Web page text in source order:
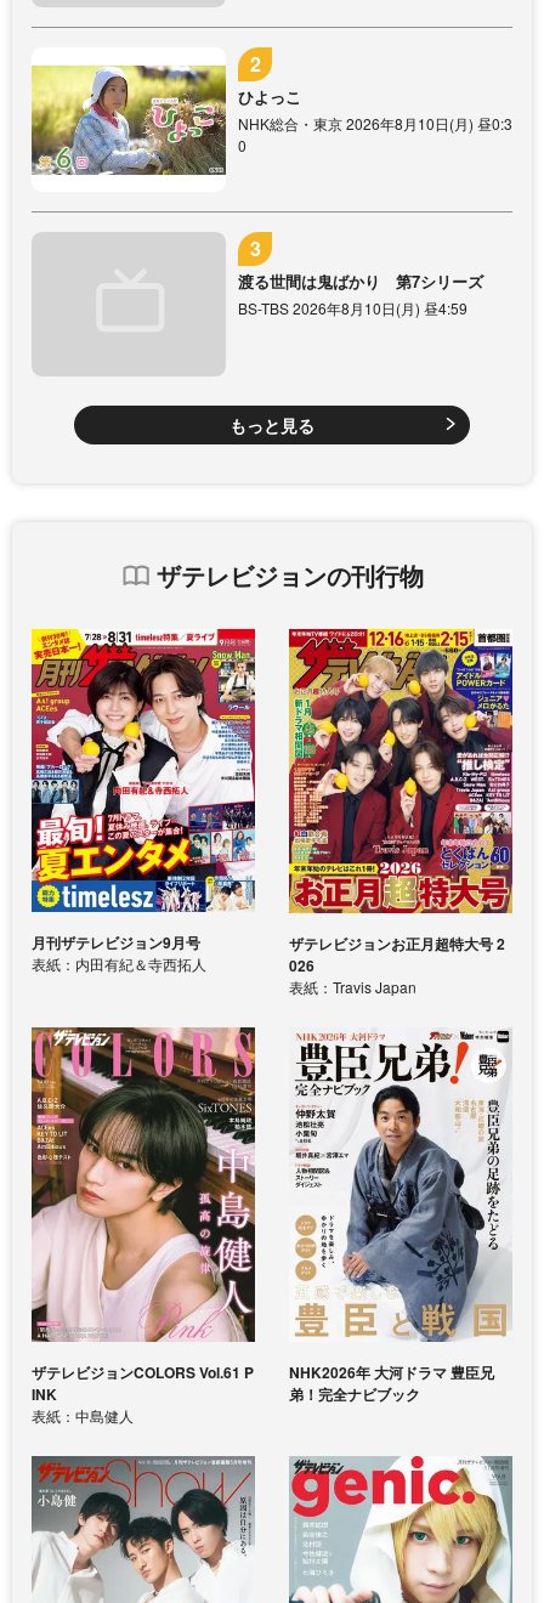
ひよっこ
NHK総合・東京 2026年8月10日(月) 昼0:3
0
渡る世間は鬼ばかり 第7シリーズ
BS-TBS 2026年8月10日(月) 昼4:59
もっと見る
ザテレビジョンの刊行物
月刊ザテレビジョン9月号
表紙：内田有紀＆寺西拓人
ザテレビジョンお正月超特大号 2
026
表紙：Travis Japan
ザテレビジョンCOLORS Vol.61 P
INK
表紙：中島健人
NHK2026年 大河ドラマ 豊臣兄
弟！完全ナビブック